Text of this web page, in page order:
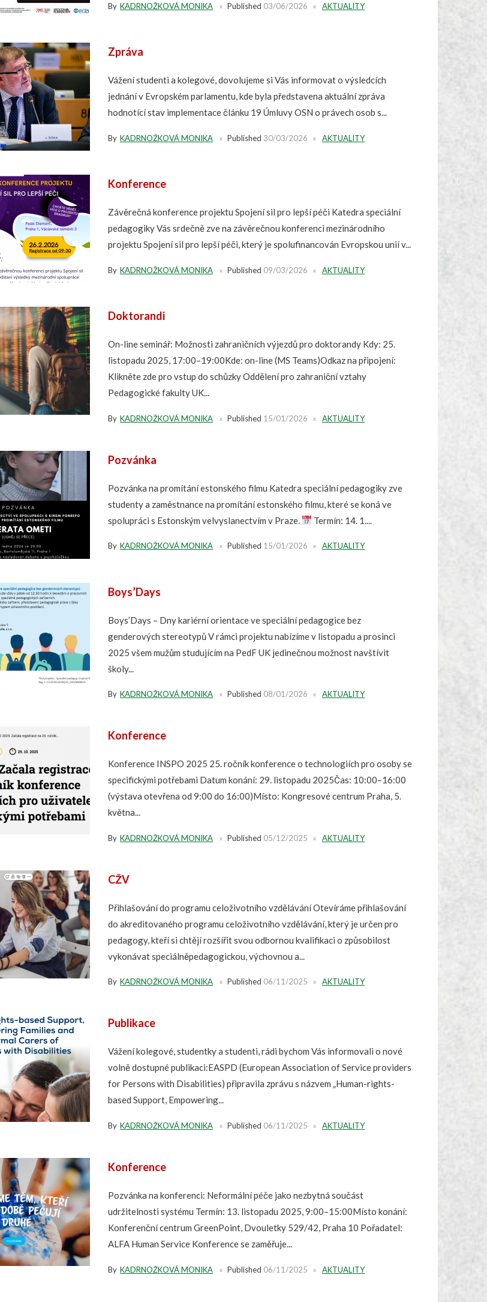
By KADRNOŽKOVÁ MONIKA Published 03/06/2026 AKTUALITY
Zpráva
Vážení studenti a kolegové, dovolujeme si Vás informovat o výsledcích
jednání v Evropském parlamentu, kde byla představena aktuální zpráva
hodnotící stav implementace článku 19 Úmluvy OSN o právech osob s...
By KADRNOŽKOVÁ MONIKA Published 30/03/2026 AKTUALITY
Konference
Závěrečná konference projektu Spojení sil pro lepší péči Katedra speciální
pedagogiky Vás srdečně zve na závěrečnou konferenci mezinárodního
projektu Spojení sil pro lepší péči, který je spolufinancován Evropskou unií v...
By KADRNOŽKOVÁ MONIKA Published 09/03/2026 AKTUALITY
Doktorandi
On-line seminář: Možnosti zahraničních výjezdů pro doktorandy Kdy: 25.
listopadu 2025, 17:00–19:00Kde: on-line (MS Teams)Odkaz na připojení:
Klikněte zde pro vstup do schůzky Oddělení pro zahraniční vztahy
Pedagogické fakulty UK...
By KADRNOŽKOVÁ MONIKA Published 15/01/2026 AKTUALITY
Pozvánka
Pozvánka na promítání estonského filmu Katedra speciální pedagogiky zve
studenty a zaměstnance na promítání estonského filmu, které se koná ve
spolupráci s Estonským velvyslanectvím v Praze.
Termín: 14. 1....
By KADRNOŽKOVÁ MONIKA Published 15/01/2026 AKTUALITY
Boys’Days
Boys’Days – Dny kariérní orientace ve speciální pedagogice bez
genderových stereotypů V rámci projektu nabízíme v listopadu a prosinci
2025 všem mužům studujícím na PedF UK jedinečnou možnost navštívit
školy...
By KADRNOŽKOVÁ MONIKA Published 08/01/2026 AKTUALITY
Konference
Konference INSPO 2025 25. ročník konference o technologiích pro osoby se
specifickými potřebami Datum konání: 29. listopadu 2025Čas: 10:00–16:00
(výstava otevřena od 9:00 do 16:00)Místo: Kongresové centrum Praha, 5.
května...
By KADRNOŽKOVÁ MONIKA Published 05/12/2025 AKTUALITY
CŽV
Přihlašování do programu celoživotního vzdělávání Otevíráme přihlašování
do akreditovaného programu celoživotního vzdělávání, který je určen pro
pedagogy, kteří si chtějí rozšířit svou odbornou kvalifikaci o způsobilost
vykonávat speciálněpedagogickou, výchovnou a...
By KADRNOŽKOVÁ MONIKA Published 06/11/2025 AKTUALITY
Publikace
Vážení kolegové, studentky a studenti, rádi bychom Vás informovali o nové
volně dostupné publikaci:EASPD (European Association of Service providers
for Persons with Disabilities) připravila zprávu s názvem „Human-rights-
based Support, Empowering...
By KADRNOŽKOVÁ MONIKA Published 06/11/2025 AKTUALITY
Konference
Pozvánka na konferenci: Neformální péče jako nezbytná součást
udržitelnosti systému Termín: 13. listopadu 2025, 9:00–15:00Místo konání:
Konferenční centrum GreenPoint, Dvouletky 529/42, Praha 10 Pořadatel:
ALFA Human Service Konference se zaměřuje...
By KADRNOŽKOVÁ MONIKA Published 06/11/2025 AKTUALITY